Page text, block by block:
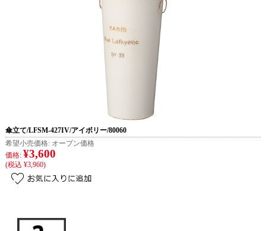
傘立て/LFSM-427IV/アイボリー/80060
希望小売価格: オープン価格
価格: ¥3,600
(税込 ¥3,960)